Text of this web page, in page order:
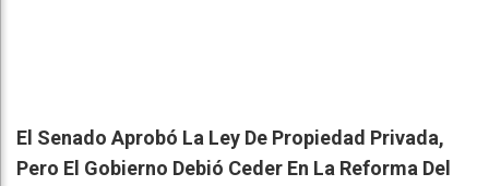
El Senado Aprobó La Ley De Propiedad Privada,
Pero El Gobierno Debió Ceder En La Reforma Del